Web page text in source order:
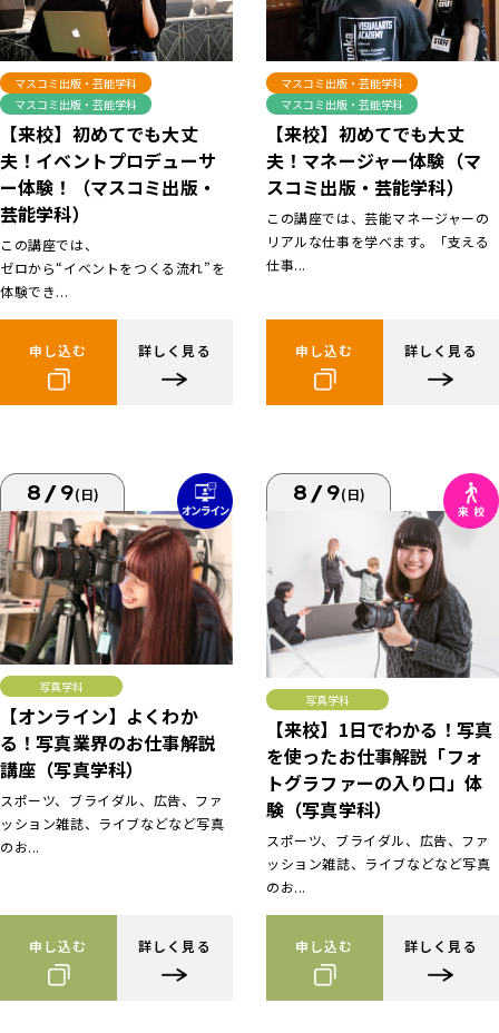
マスコミ出版・芸能学科
マスコミ出版・芸能学科
【来校】初めてでも大丈
夫！イベントプロデューサ
ー体験！（マスコミ出版・
芸能学科）
この講座では、
ゼロから“イベントをつくる流れ”を
体験でき...
申し込む 詳しく見る
マスコミ出版・芸能学科
マスコミ出版・芸能学科
【来校】初めてでも大丈
夫！マネージャー体験（マ
スコミ出版・芸能学科）
この講座では、芸能マネージャーの
リアルな仕事を学べます。「支える
仕事...
申し込む 詳しく見る
8/9(日)
写真学科
【オンライン】よくわか
る！写真業界のお仕事解説
講座（写真学科）
スポーツ、ブライダル、広告、ファ
ッション雑誌、ライブなどなど写真
のお...
申し込む 詳しく見る
8/9(日)
写真学科
【来校】1日でわかる！写真
を使ったお仕事解説「フォ
トグラファーの入り口」体
験（写真学科）
スポーツ、ブライダル、広告、ファ
ッション雑誌、ライブなどなど写真
のお...
申し込む 詳しく見る